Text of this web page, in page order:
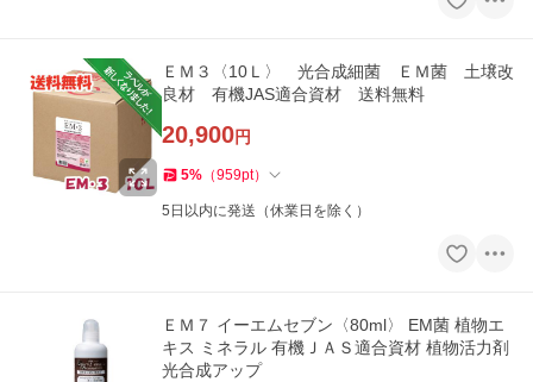
ＥＭ３〈10Ｌ〉 光合成細菌 ＥＭ菌 土壌改
良材 有機JAS適合資材 送料無料
20,900円
5% （959pt）
5日以内に発送（休業日を除く）
ＥＭ７ イーエムセブン〈80ml〉 EM菌 植物エ
キス ミネラル 有機ＪＡＳ適合資材 植物活力剤
光合成アップ